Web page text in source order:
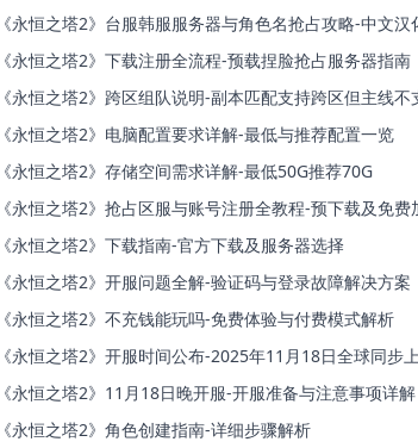
《永恒之塔2》台服韩服服务器与角色名抢占攻略-中文汉化及职业推
《永恒之塔2》下载注册全流程-预载捏脸抢占服务器指南
《永恒之塔2》跨区组队说明-副本匹配支持跨区但主线不支
《永恒之塔2》电脑配置要求详解-最低与推荐配置一览
《永恒之塔2》存储空间需求详解-最低50G推荐70G
《永恒之塔2》抢占区服与账号注册全教程-预下载及免费加速器推
《永恒之塔2》下载指南-官方下载及服务器选择
《永恒之塔2》开服问题全解-验证码与登录故障解决方案
《永恒之塔2》不充钱能玩吗-免费体验与付费模式解析
《永恒之塔2》开服时间公布-2025年11月18日全球同步
《永恒之塔2》11月18日晚开服-开服准备与注意事项详解
《永恒之塔2》角色创建指南-详细步骤解析